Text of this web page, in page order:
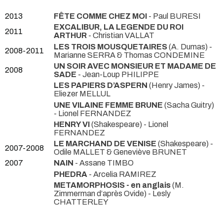
2013 FÊTE COMME CHEZ MOI - Paul BURESI
2011
EXCALIBUR, LA LEGENDE DU ROI
ARTHUR - Christian VALLAT
2008-2011
LES TROIS MOUSQUETAIRES(A. Dumas) -
Marianne SERRA & Thomas CONDEMINE
2008
UN SOIR AVEC MONSIEUR ET MADAME DE
SADE - Jean-Loup PHILIPPE
LES PAPIERS D’ASPERN (Henry James) -
Eliezer MELLUL
UNE VILAINE FEMME BRUNE (Sacha Guitry)
- Lionel FERNANDEZ
HENRY VI(Shakespeare) - Lionel
FERNANDEZ
2007-2008
LE MARCHAND DE VENISE (Shakespeare) -
Odile MALLET & Geneviève BRUNET
2007
NAIN - Assane TIMBO
PHEDRA - Arcelia RAMIREZ
METAMORPHOSIS - en anglais(M.
Zimmerman d’après Ovide) - Lesly
CHATTERLEY